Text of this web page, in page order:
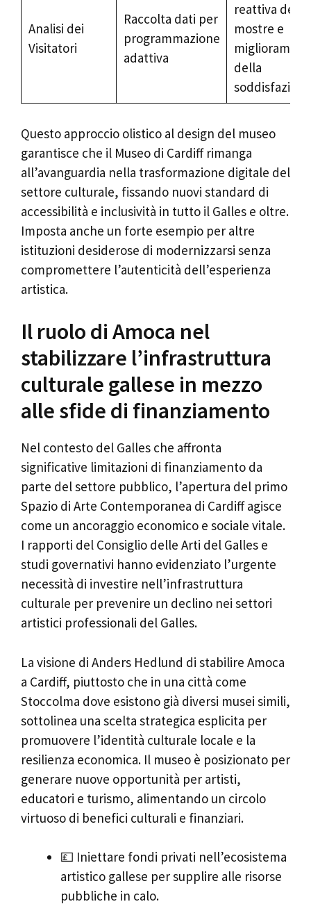
Analisi dei
Visitatori
Raccolta dati per
programmazione
adattiva
reattiva delle
mostre e
della
soddisfazione
Questo approccio olistico al design del museo
garantisce che il Museo di Cardiff rimanga
all’avanguardia nella trasformazione digitale del
settore culturale, fissando nuovi standard di
accessibilità e inclusività in tutto il Galles e oltre.
Imposta anche un forte esempio per altre
istituzioni desiderose di modernizzarsi senza
compromettere l’autenticità dell’esperienza
artistica.
Il ruolo di Amoca nel
stabilizzare l’infrastruttura
culturale gallese in mezzo
alle sfide di finanziamento
Nel contesto del Galles che affronta
significative limitazioni di finanziamento da
parte del settore pubblico, l’apertura del primo
Spazio di Arte Contemporanea di Cardiff agisce
come un ancoraggio economico e sociale vitale.
I rapporti del Consiglio delle Arti del Galles e
studi governativi hanno evidenziato l’urgente
necessità di investire nell’infrastruttura
culturale per prevenire un declino nei settori
artistici professionali del Galles.
La visione di Anders Hedlund di stabilire Amoca
a Cardiff, piuttosto che in una città come
Stoccolma dove esistono già diversi musei simili,
sottolinea una scelta strategica esplicita per
promuovere l’identità culturale locale e la
resilienza economica. Il museo è posizionato per
generare nuove opportunità per artisti,
educatori e turismo, alimentando un circolo
virtuoso di benefici culturali e finanziari.
💷 Iniettare fondi privati nell’ecosistema
artistico gallese per supplire alle risorse
pubbliche in calo.